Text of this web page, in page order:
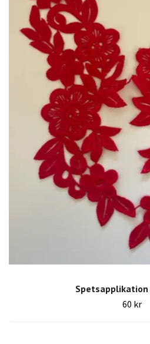
Spetsapplikation
60 kr